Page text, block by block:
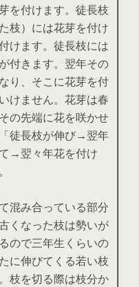
を付けます。徒長枝
枝）には花芽を付け
けます。徒長枝には
付きます。翌年その
り、そこに花芽を付
けません。花芽は春
の先端に花を咲かせ
徒長枝が伸び→翌年
→翌々年花を付け
混み合っている部分
くなった枝は勢いが
ので三年生くらいの
に伸びてくる若い枝
枝を切る際は枝分か